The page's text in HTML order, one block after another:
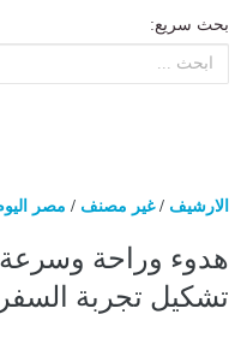
بحث سريع:
الارشيف /غير مصنف / مصر
هدوء وراحة
تشكيل تجربة